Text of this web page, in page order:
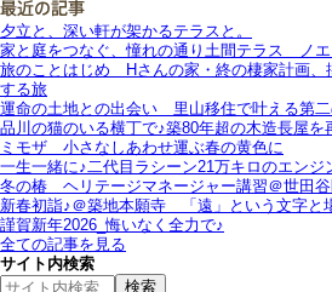
夕立と、深い軒が架かるテラスと。
家と庭をつなぐ、憧れの通り土間テラス＿ノ
旅のことはじめ＿Hさんの家・終の棲家計画
する旅
運命の土地との出会い＿里山移住で叶える第二
品川の猫のいる横丁で♪築80年超の木造長屋を
ミモザ＿小さなしあわせ運ぶ春の黄色に
一生一緒に♪二代目ラシーン21万キロのエンジ
冬の椿＿ヘリテージマネージャー講習＠世田
新春初詣♪＠築地本願寺＿「遠」という文字と
謹賀新年2026_悔いなく全力で♪
全ての記事を見る
サイト内検索